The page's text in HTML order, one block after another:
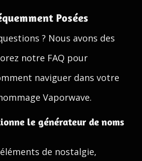
Posées
? Nous avons des
notre FAQ pour
naviguer dans votre
Vaporwave.
le générateur de noms
de nostalgie,